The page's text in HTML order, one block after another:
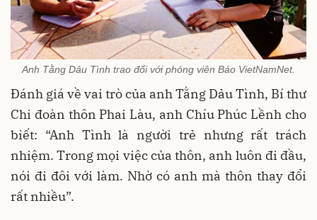
Anh Tằng Dảu Tình trao đổi với phóng viên Báo VietNamNet.
Đánh giá về vai trò của anh Tằng Dảu Tình, Bí thư
Chi đoàn thôn Phai Làu, anh Chíu Phúc Lềnh cho
biết: “Anh Tình là người trẻ nhưng rất trách
nhiệm. Trong mọi việc của thôn, anh luôn đi đầu,
nói đi đôi với làm. Nhờ có anh mà thôn thay đổi
rất nhiều”.